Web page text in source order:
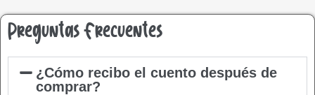
Preguntas Frecuentes
¿Cómo recibo el cuento después de
comprar?